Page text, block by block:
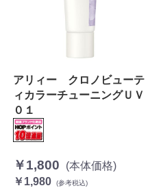
アリィー クロノビューテ
ィカラーチューニングＵＶ
０１
￥1,800
(本体価格)
￥1,980
(参考税込)